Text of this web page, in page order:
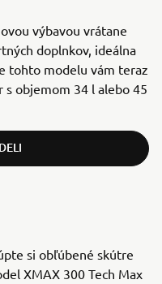
výbavou vrátane
doplnkov, ideálna
tohto modelu vám teraz
objemom 34 l alebo 45
si obľúbené skútre
XMAX 300 Tech Max